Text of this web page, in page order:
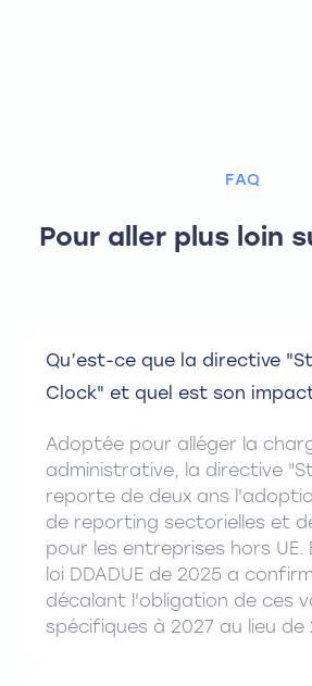
FAQ
Pour aller plus loin
Qu’est-ce que la directive
Clock" et quel est son
Adoptée pour alléger la
administrative, la directive
reporte de deux ans
de reporting sectorielles et
pour les entreprises hors UE.
loi DDADUE de 2025 a
décalant l'obligation de ces
spécifiques à 2027 au lieu de